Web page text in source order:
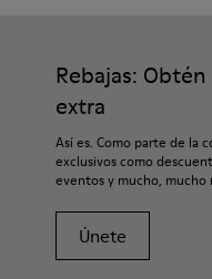
- Plantilla reciclada
Forro
reciclado - 20% viscosa)
garantizará que duren
Si deseas obtener
de tu par, visita nuestra
Rebajas:
extra
Así es. Como parte de la
exclusivos como
eventos y mucho, mucho
Únete